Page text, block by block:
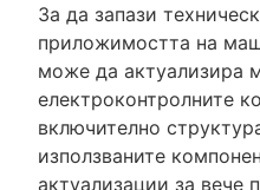
За да запази
приложимостта на
може да актуализира
електроконтролните
включително
използваните
актуализации за вече